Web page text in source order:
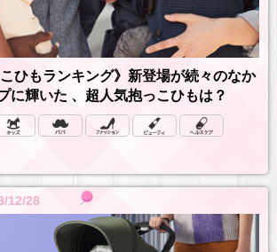
こひもランキング》新登場が続々のなか
に輝いた 、超人気抱っこひもは？
12/28